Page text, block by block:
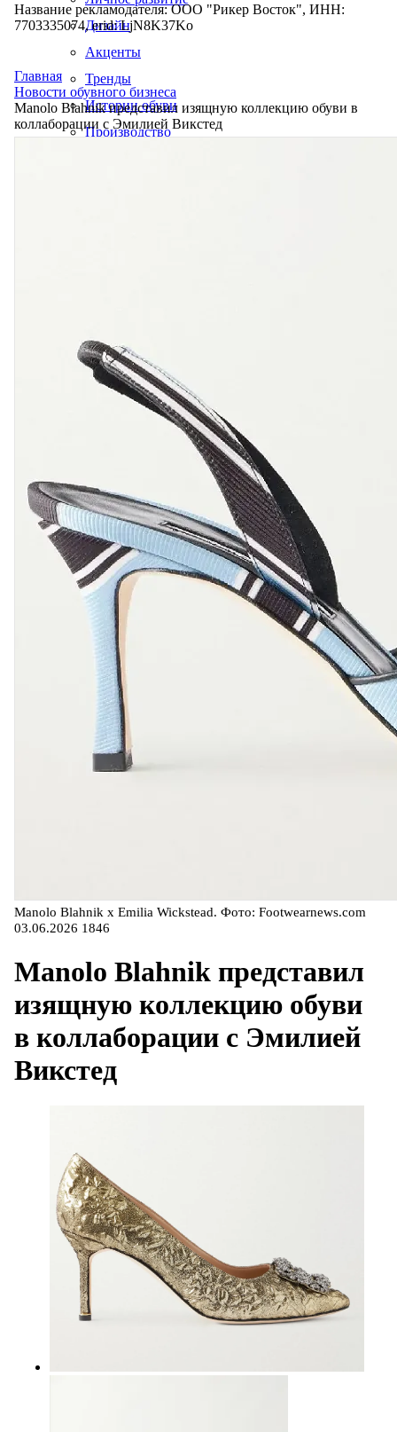
Дизайн
Акценты
Тренды
Истории обуви
Производство
Название рекламодателя: ООО "Рикер Восток", ИНН:
7703335074, erid: LjN8K37Ko
Главная
Новости обувного бизнеса
Manolo Blahnik представил изящную коллекцию обуви в
коллаборации с Эмилией Викстед
Manolo Blahnik x Emilia Wickstead. Фото: Footwearnews.com
03.06.2026 1846
Manolo Blahnik представил
изящную коллекцию обуви
в коллаборации с Эмилией
Викстед